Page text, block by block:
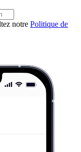
notre Politique de